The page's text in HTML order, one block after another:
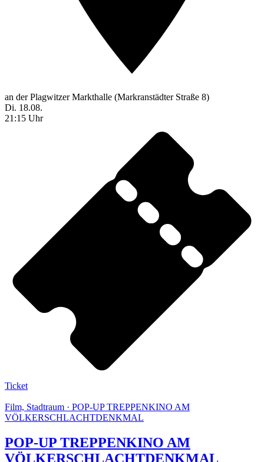
an der Plagwitzer Markthalle (Markranstädter Straße 8)
Di. 18.08.
21:15 Uhr
Ticket
Film, Stadtraum · POP-UP TREPPENKINO AM
VÖLKERSCHLACHTDENKMAL
POP-UP TREPPENKINO AM
VÖLKERSCHLACHTDENKMAL